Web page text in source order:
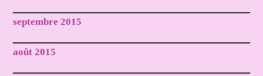
septembre 2015
août 2015